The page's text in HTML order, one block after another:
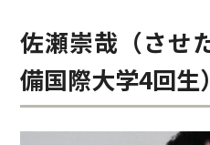
佐瀬崇哉（させ
備国際大学4回生）